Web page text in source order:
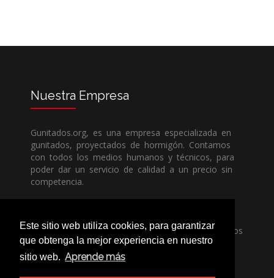
Este sitio web utiliza cookies, para garantizar
que obtenga la mejor experiencia en nuestro
sitio web. Aprende más
Nuestra Empresa
Gunitados.org, es una empresa especializada en
gunitados, proyectados de hormigón. Contamos
con todos los medios humanos y técnicos, para
poder dar un servicio de calidad a un precio sin
competencia.
en llamarnos, nuestros técnicos estran encantados
de poder ayudarle, ya sea usted particular o
profesional.